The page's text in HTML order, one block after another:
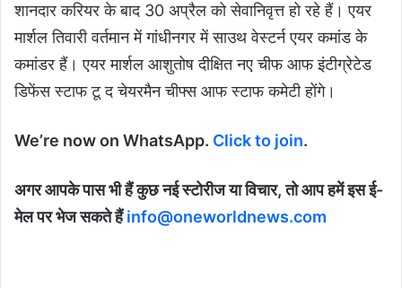
शानदार करियर के बाद 30 अप्रैल को सेवानिवृत्त हो रहे हैं। एयर
मार्शल तिवारी वर्तमान में गांधीनगर में साउथ वेस्टर्न एयर कमांड के
कमांडर हैं। एयर मार्शल आशुतोष दीक्षित नए चीफ आफ इंटीग्रेटेड
डिफेंस स्टाफ टू द चेयरमैन चीफ्स आफ स्टाफ कमेटी होंगे।
We’re now on WhatsApp. Click to join.
अगर आपके पास भी हैं कुछ नई स्टोरीज या विचार, तो आप हमें इस ई-
मेल पर भेज सकते हैंinfo@oneworldnews.com